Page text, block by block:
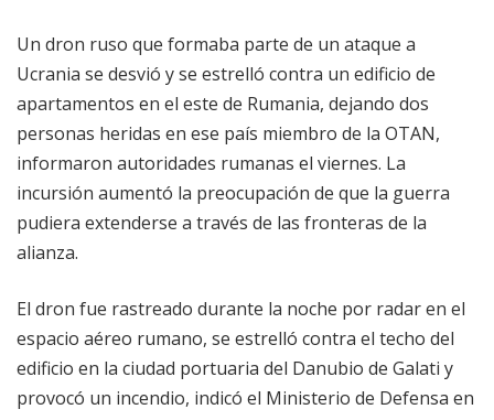
Un dron ruso que formaba parte de un ataque a
Ucrania se desvió y se estrelló contra un edificio de
apartamentos en el este de Rumania, dejando dos
personas heridas en ese país miembro de la OTAN,
informaron autoridades rumanas el viernes. La
incursión aumentó la preocupación de que la guerra
pudiera extenderse a través de las fronteras de la
alianza.
El dron fue rastreado durante la noche por radar en el
espacio aéreo rumano, se estrelló contra el techo del
edificio en la ciudad portuaria del Danubio de Galati y
provocó un incendio, indicó el Ministerio de Defensa en